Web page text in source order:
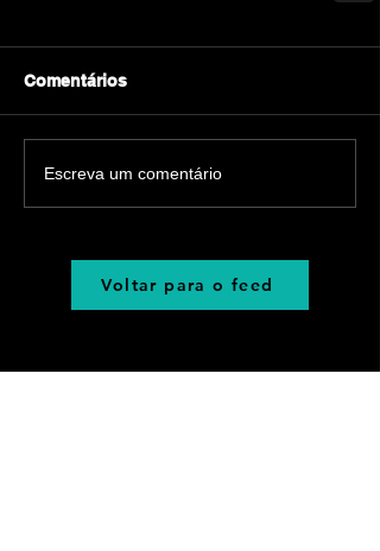
Comentários
Escreva um comentário
Voltar para o feed